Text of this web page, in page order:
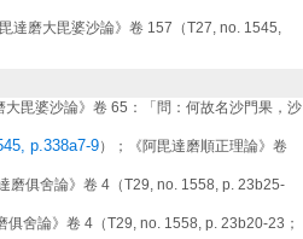
達磨大毘婆沙論》卷 157（T27, no. 1545,
毘婆沙論》卷 65：「問：何故名沙門果，沙
p.338a7-9）；《阿毘達磨順正理論》卷
磨俱舍論》卷 4（T29, no. 1558, p. 23b25-
俱舍論》卷 4（T29, no. 1558, p. 23b20-23；